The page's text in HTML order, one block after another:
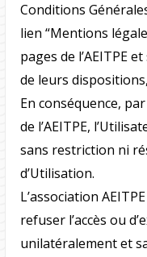
Conditions
lien “Mentions
pages de l’AEITPE
de leurs
En conséquence,
de l’AEITPE,
sans restriction ni
d’Utilisation.
L’association
refuser l’accès ou
unilatéralement et